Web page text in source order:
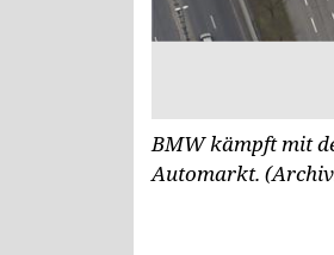
BMW kämpft mit
Automarkt.